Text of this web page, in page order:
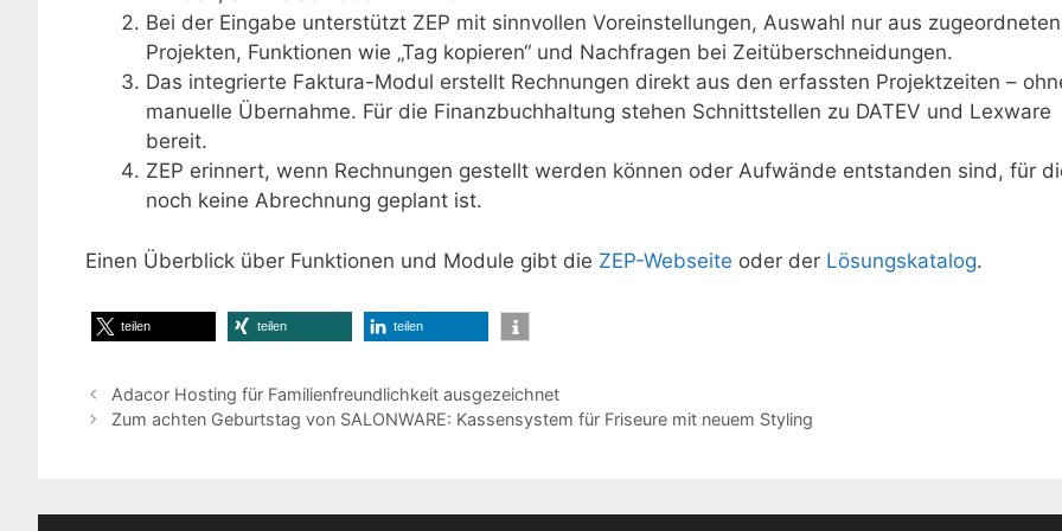
Bei der Eingabe unterstützt ZEP mit sinnvollen Voreinstellungen, Auswahl nur aus zugeordneten
Projekten, Funktionen wie „Tag kopieren“ und Nachfragen bei Zeitüberschneidungen.
Das integrierte Faktura-Modul erstellt Rechnungen direkt aus den erfassten Projektzeiten –
manuelle Übernahme. Für die Finanzbuchhaltung stehen Schnittstellen zu DATEV und Lexware
bereit.
ZEP erinnert, wenn Rechnungen gestellt werden können oder Aufwände entstanden sind, für
noch keine Abrechnung geplant ist.
Einen Überblick über Funktionen und Module gibt die ZEP-Webseite oder der Lösungskatalog.
teilen teilen teilen
Adacor Hosting für Familienfreundlichkeit ausgezeichnet
Zum achten Geburtstag von SALONWARE: Kassensystem für Friseure mit neuem Styling